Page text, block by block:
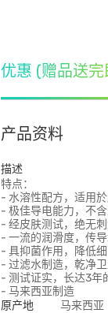
优惠 (赠品送完
产品资料
描述
特点：
- 水溶性配方，适用
- 极佳导电能力，不
- 经皮肤测试，绝无
- 一流的润滑度，传
- 具抑菌作用，降低
- 过滤水制造，乾净
- 测试证实，长达3年
- 马来西亚制造
原产地
马来西亚